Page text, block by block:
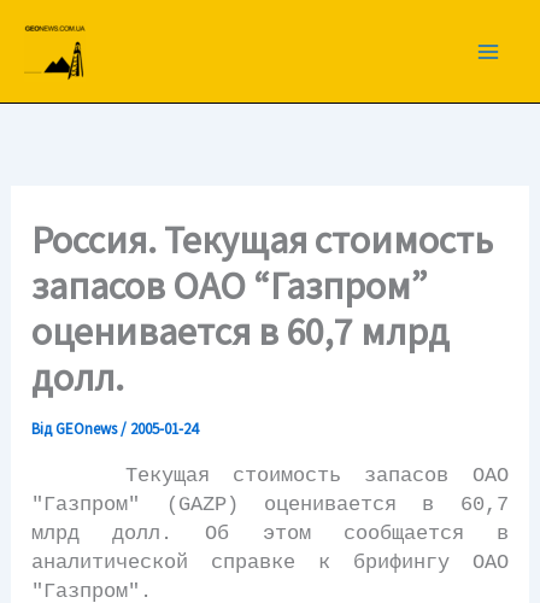
вмісту
Россия. Текущая стоимость
запасов ОАО “Газпром”
оценивается в 60,7 млрд
долл.
ВідGEOnews/ 2005-01-24
Текущая стоимость запасов ОАО
"Газпром" (GAZP) оценивается в 60,7
млрд долл. Об этом сообщается в
аналитической справке к брифингу ОАО
"Газпром".